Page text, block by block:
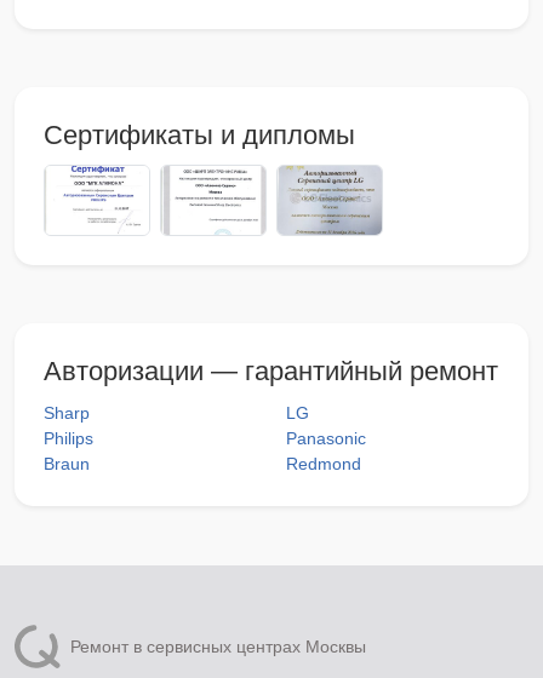
Сертификаты и дипломы
Авторизации — гарантийный ремонт
Sharp
LG
Philips
Panasonic
Braun
Redmond
Ремонт в сервисных центрах Москвы